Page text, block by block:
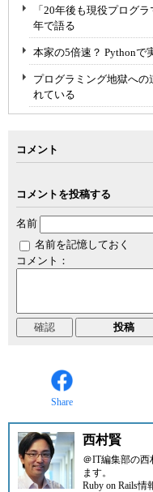
「20年後も現役プログ
年で語る
本家の5倍速？ Pythonで
プログラミング地獄への
れている
コメント
コメントを投稿する
名前
名前を記憶しておく
コメント：
Share
西村賢
＠IT編集部の西
ます。
Ruby on Rails情